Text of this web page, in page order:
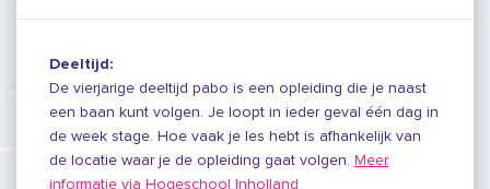
Deeltijd:
De vierjarige deeltijd pabo is een opleiding die je naast
een baan kunt volgen. Je loopt in ieder geval één dag in
de week stage. Hoe vaak je les hebt is afhankelijk van
de locatie waar je de opleiding gaat volgen. Meer
informatie via Hogeschool Inholland